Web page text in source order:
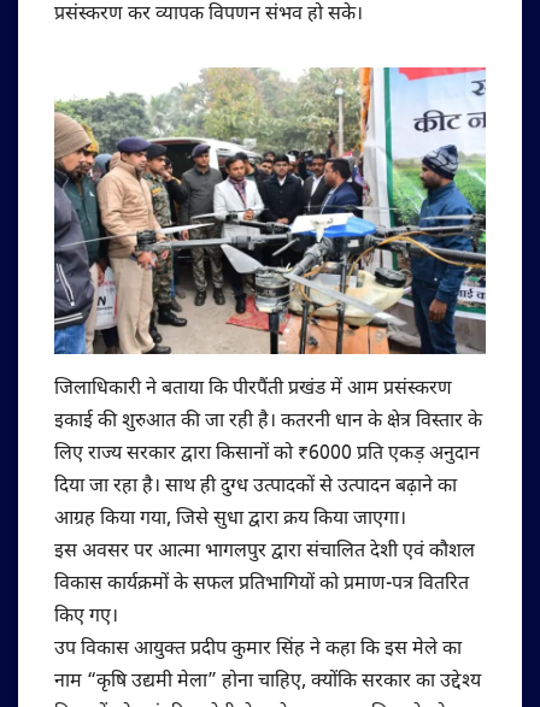
प्रसंस्करण कर व्यापक विपणन संभव हो सके।
जिलाधिकारी ने बताया कि पीरपैंती प्रखंड में आम प्रसंस्करण
इकाई की शुरुआत की जा रही है। कतरनी धान के क्षेत्र विस्तार के
लिए राज्य सरकार द्वारा किसानों को ₹6000 प्रति एकड़ अनुदान
दिया जा रहा है। साथ ही दुग्ध उत्पादकों से उत्पादन बढ़ाने का
आग्रह किया गया, जिसे सुधा द्वारा क्रय किया जाएगा।
इस अवसर पर आत्मा भागलपुर द्वारा संचालित देशी एवं कौशल
विकास कार्यक्रमों के सफल प्रतिभागियों को प्रमाण-पत्र वितरित
किए गए।
उप विकास आयुक्त प्रदीप कुमार सिंह ने कहा कि इस मेले का
नाम “कृषि उद्यमी मेला” होना चाहिए, क्योंकि सरकार का उद्देश्य